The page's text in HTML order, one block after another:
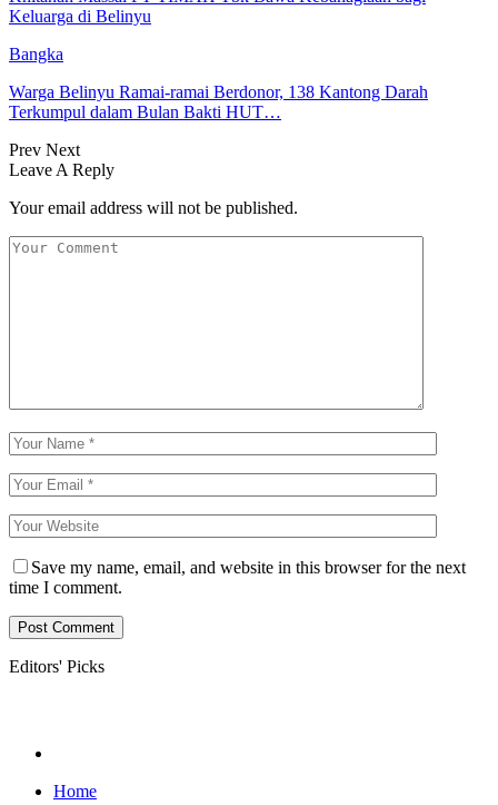
Keluarga di Belinyu
Bangka
Warga Belinyu Ramai-ramai Berdonor, 138 Kantong Darah
Terkumpul dalam Bulan Bakti HUT…
Prev Next
Leave A Reply
Your email address will not be published.
Save my name, email, and website in this browser for the next
time I comment.
Editors' Picks
Home